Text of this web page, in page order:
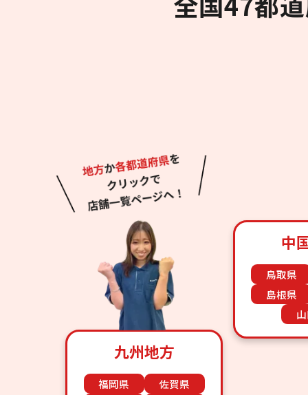
中
鳥取県
島根県
九州地方
福岡県
佐賀県